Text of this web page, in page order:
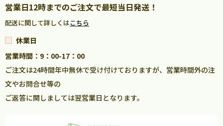
営業日12時までのご注文で最短当日発送！
配送に関して詳しくはこちら
休業日
営業時間：9：00-17：00
ご注文は24時間年中無休で受け付けておりますが、営業時間外の注
文やお問合せ等の
ご返答に関しましては翌営業日となります。